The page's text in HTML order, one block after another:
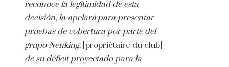
reconoce la legitimidad de esta
decisión, la apelará para presentar
pruebas de cobertura por parte del
grupo Nenking. [propriétaire du club]
de su déficit proyectado para la